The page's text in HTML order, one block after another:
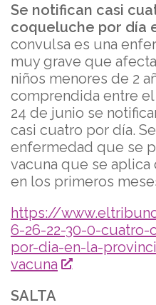
Se notifican casi
coqueluche por día
convulsa es una
muy grave que
niños menores de 2
comprendida entre
24 de junio se
casi cuatro por día.
enfermedad que se
vacuna que se aplica
en los primeros
https://
6-26-22-30-0-
por-dia-en-la-
vacuna
SALTA